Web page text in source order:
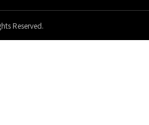
Reserved.